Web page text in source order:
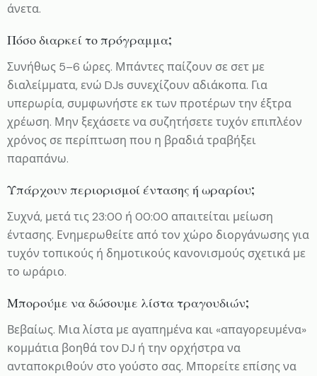
άνετα.
Πόσο διαρκεί το πρόγραμμα;
Συνήθως 5–6 ώρες. Μπάντες παίζουν σε σετ με
διαλείμματα, ενώ DJs συνεχίζουν αδιάκοπα. Για
υπερωρία, συμφωνήστε εκ των προτέρων την έξτρα
χρέωση. Μην ξεχάσετε να συζητήσετε τυχόν επιπλέον
χρόνος σε περίπτωση που η βραδιά τραβήξει
παραπάνω.
Υπάρχουν περιορισμοί έντασης ή ωραρίου;
Συχνά, μετά τις 23:00 ή 00:00 απαιτείται μείωση
έντασης. Ενημερωθείτε από τον χώρο διοργάνωσης για
τυχόν τοπικούς ή δημοτικούς κανονισμούς σχετικά με
το ωράριο.
Μπορούμε να δώσουμε λίστα τραγουδιών;
Βεβαίως. Μια λίστα με αγαπημένα και «απαγορευμένα»
κομμάτια βοηθά τον DJ ή την ορχήστρα να
ανταποκριθούν στο γούστο σας. Μπορείτε επίσης να